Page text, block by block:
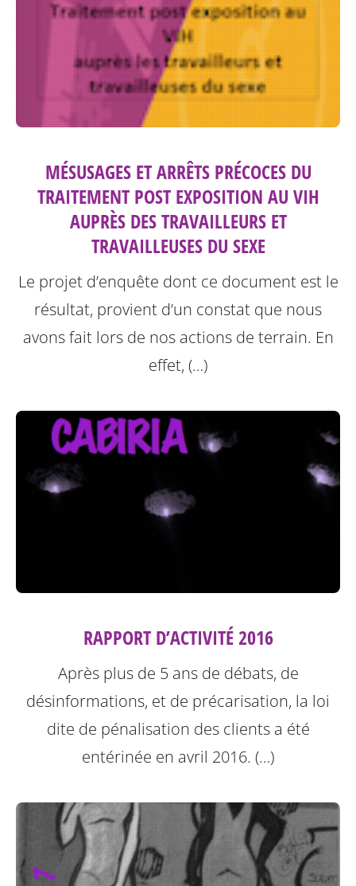
MÉSUSAGES ET ARRÊTS PRÉCOCES DU
TRAITEMENT POST EXPOSITION AU VIH
AUPRÈS DES TRAVAILLEURS ET
TRAVAILLEUSES DU SEXE
Le projet d’enquête dont ce document est le
résultat, provient d’un constat que nous
avons fait lors de nos actions de terrain. En
effet, (…)
RAPPORT D’ACTIVITÉ 2016
Après plus de 5 ans de débats, de
désinformations, et de précarisation, la loi
dite de pénalisation des clients a été
entérinée en avril 2016. (…)